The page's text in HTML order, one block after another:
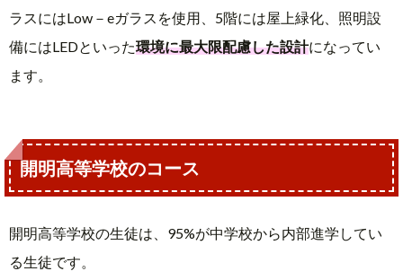
ラスにはLow－eガラスを使用、5階には屋上緑化、照明設
備にはLEDといった環境に最大限配慮した設計になってい
ます。
開明高等学校のコース
開明高等学校の生徒は、95%が中学校から内部進学してい
る生徒です。